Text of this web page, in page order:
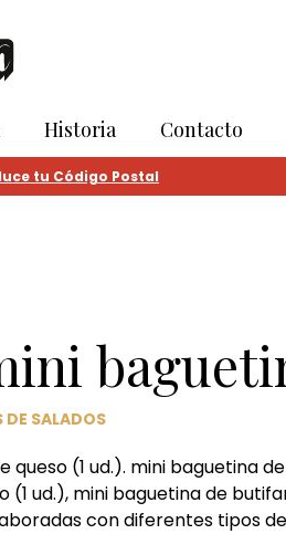
Historia Contacto
tu Código Postal
DE SALADOS
queso (1 ud.). mini baguetina
(1 ud.), mini baguetina de
con diferentes tipos